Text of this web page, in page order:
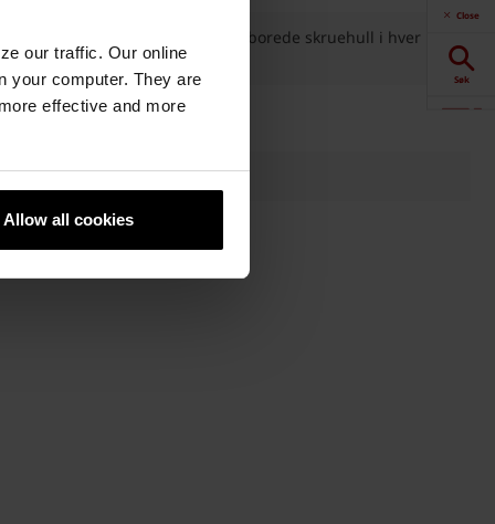
our traffic. Our online
your computer. They are
effective and more
Allow all cookies
forhold. Det er til sammen 4 forborede skruehull i hver
Close
Søk